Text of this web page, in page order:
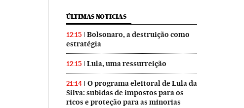
ÚLTIMAS NOTICIAS
12:15
Bolsonaro, a destruição como
estratégia
12:15 Lula, uma ressurreição
21:14
O programa eleitoral de Lula da
Silva: subidas de impostos para os
ricos e proteção para as minorias